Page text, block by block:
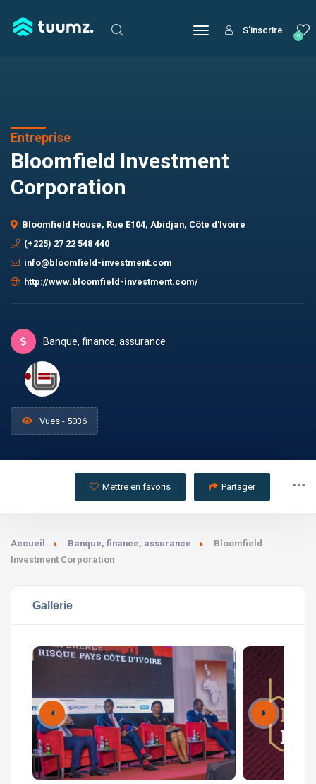
0
S'inscrire
Entreprise
Bloomfield Investment
Corporation
Bloomfield House, Rue E104, Abidjan, Côte d'Ivoire
(+225) 27 22 548 440
info@bloomfield-investment.com
http://www.bloomfield-investment.com/
Banque, finance, assurance
Vues - 5036
Mettre en favoris Partager
Accueil Banque, finance, assurance
Bloomfield
Investment Corporation
Gallerie